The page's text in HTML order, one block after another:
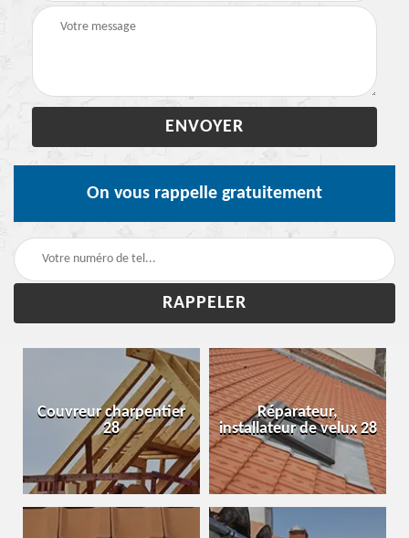
On vous rappelle gratuitement
Couvreur charpentier
28
Réparateur,
installateur de velux 28